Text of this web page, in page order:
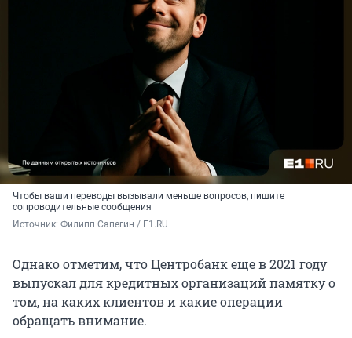
Чтобы ваши переводы вызывали меньше вопросов, пишите
сопроводительные сообщения
Источник: Филипп Сапегин / E1.RU
Однако отметим, что Центробанк еще в 2021 году
выпускал для кредитных организаций памятку о
том, на каких клиентов и какие операции
обращать внимание.